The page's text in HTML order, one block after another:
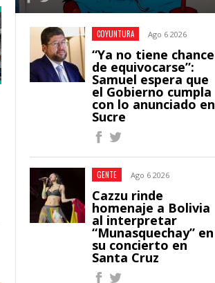
COYUNTURA Ago 6 2026
“Ya no tiene chance
de equivocarse”:
Samuel espera que
el Gobierno cumpla
con lo anunciado en
Sucre
GENTE Ago 6 2026
Cazzu rinde
homenaje a Bolivia
al interpretar
“Munasquechay” en
su concierto en
Santa Cruz